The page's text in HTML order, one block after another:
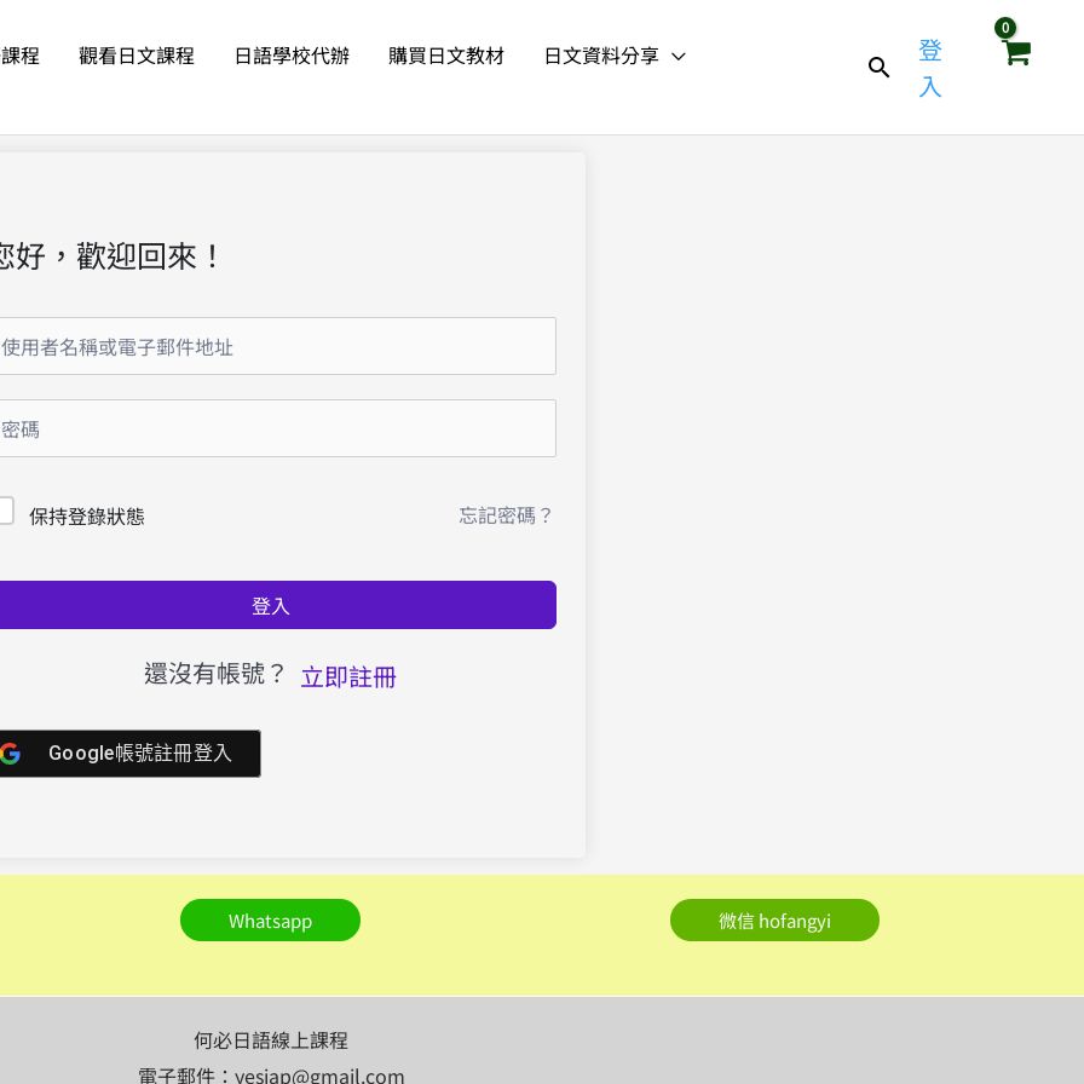
程 觀看日文課程 日語學校代辦 購買日文教材
日文資料分享
登
入
好，歡迎回來！
保持登錄狀態 忘記密碼？
登入
還沒有帳號？ 立即註冊
Google帳號註冊登入
Whatsapp 微信 hofangyi
何必日語線上課程
電子郵件：yesjap@gmail.com